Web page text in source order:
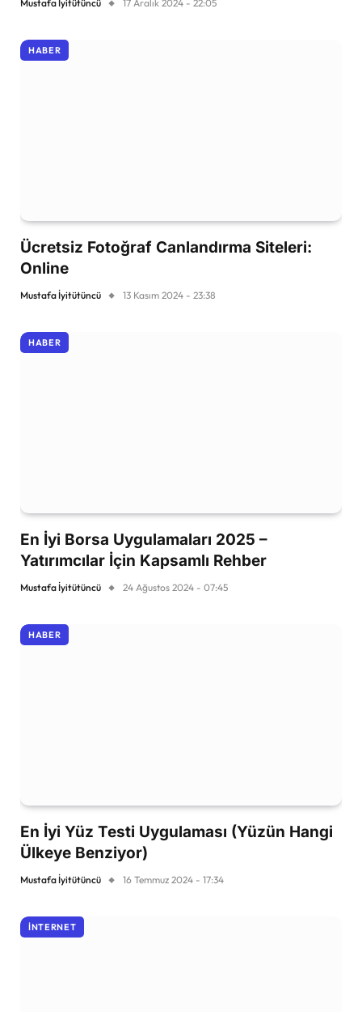
Mustafa İyitütüncü 17 Aralık 2024 - 22:05
HABER
Ücretsiz Fotoğraf Canlandırma Siteleri:
Online
Mustafa İyitütüncü 13 Kasım 2024 - 23:38
HABER
En İyi Borsa Uygulamaları 2025 –
Yatırımcılar İçin Kapsamlı Rehber
Mustafa İyitütüncü 24 Ağustos 2024 - 07:45
HABER
En İyi Yüz Testi Uygulaması (Yüzün Hangi
Ülkeye Benziyor)
Mustafa İyitütüncü 16 Temmuz 2024 - 17:34
İNTERNET